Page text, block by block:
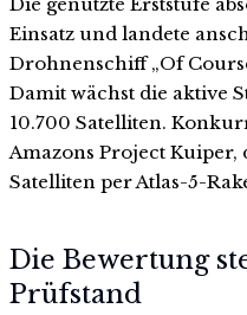
Die genutzte Erststufe
Einsatz und landete
Drohnenschiff „Of
Damit wächst die aktive
10.700 Satelliten.
Amazons Project Kuiper,
Satelliten per Atlas-5-
Die Bewertung
Prüfstand